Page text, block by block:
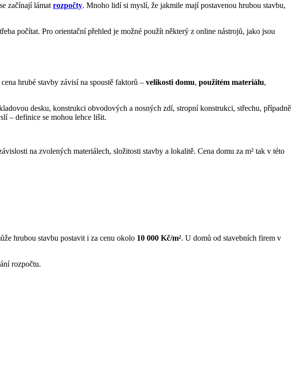
začínají lámat rozpočty. Mnoho lidí si myslí, že jakmile mají postavenou hrubou stavbu,
počítat. Pro orientační přehled je možné použít některý z online nástrojů, jako jsou
hrubé stavby závisí na spoustě faktorů – velikosti domu, použitém materiálu,
desku, konstrukci obvodových a nosných zdí, stropní konstrukci, střechu, případně
– definice se mohou lehce lišit.
na zvolených materiálech, složitosti stavby a lokalitě. Cena domu za m² tak v této
hrubou stavbu postavit i za cenu okolo 10 000 Kč/m². U domů od stavebních firem v
rozpočtu.